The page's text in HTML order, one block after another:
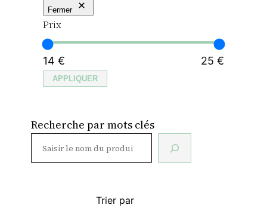
Fermer
Prix
14 € 25 €
APPLIQUER
Recherche par mots clés
Trier par